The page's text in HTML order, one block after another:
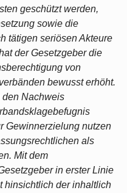
geschützt werden,
sowie die
tätigen seriösen Akteure
der Gesetzgeber die
von
bewusst erhöht.
Nachweis
Gewinnerzielung nutzen
als
Mit dem
in erster Linie
hinsichtlich der inhaltlich